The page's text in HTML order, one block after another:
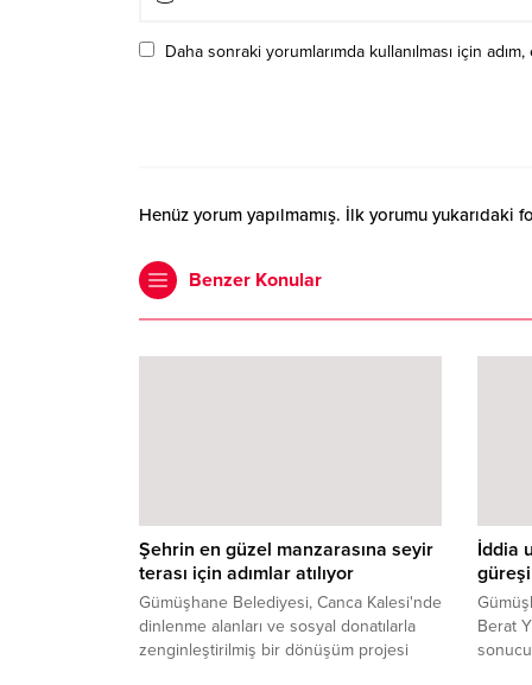
Daha sonraki yorumlarımda kullanılması için
Henüz yorum yapılmamış. İlk yorumu yukarıdaki
Benzer Konular
Şehrin en güzel manzarasına seyir
terası için adımlar atılıyor
Gümüşhane Belediyesi, Canca Kalesi'nde
dinlenme alanları ve sosyal donatılarla
zenginleştirilmiş bir dönüşüm projesi
İddia
Berat